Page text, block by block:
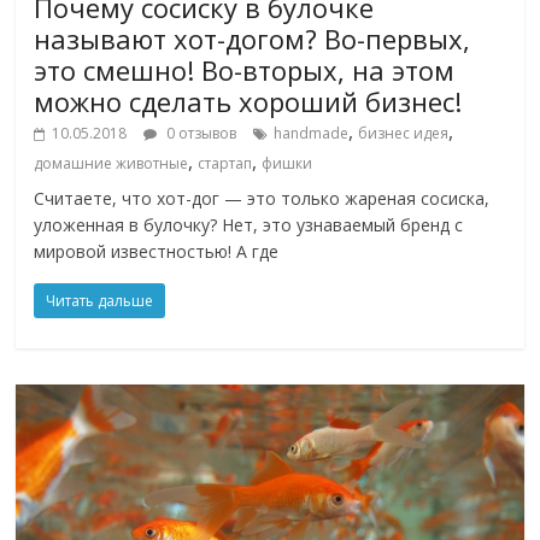
Почему сосиску в булочке
называют хот-догом? Во-первых,
это смешно! Во-вторых, на этом
можно сделать хороший бизнес!
10.05.2018 0 отзывов handmade, бизнес идея,
домашние животные, стартап, фишки
Считаете, что хот-дог — это только жареная сосиска,
уложенная в булочку? Нет, это узнаваемый бренд с
мировой известностью! А где
Читать дальше